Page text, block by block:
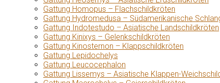
Gattung Homopus – Flachschildkröten
Gattung Hydromedusa – Südamerikanische
Gattung Indotestudo – Asiatische Landschildkröten
Gattung Kinixys – Gelenkschildkröten
Gattung Kinosternon – Klappschildkröten
Gattung Lepidochelys
Gattung Leucocephalon
Gattung Lissemys – Asiatische Klappen-